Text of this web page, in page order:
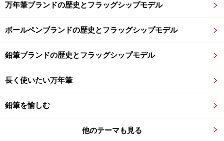
万年筆ブランドの歴史とフラッグシップモデル
ボールペンブランドの歴史とフラッグシップモデル
鉛筆ブランドの歴史とフラッグシップモデル
長く使いたい万年筆
鉛筆を愉しむ
他のテーマも見る